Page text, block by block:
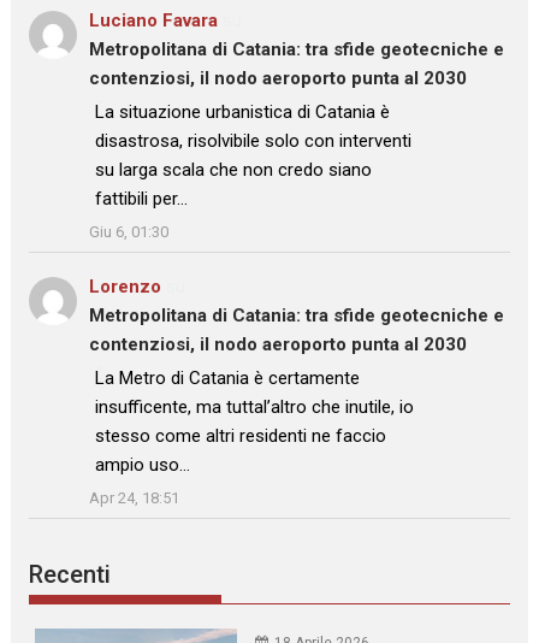
Luciano Favara
Metropolitana di Catania: tra sfide geotecniche e
contenziosi, il nodo aeroporto punta al 2030
: “La situazione urbanistica di Catania è
disastrosa, risolvibile solo con interventi
su larga scala che non credo siano
fattibili per…
”
Giu 6, 01:30
Lorenzo
Metropolitana di Catania: tra sfide geotecniche e
contenziosi, il nodo aeroporto punta al 2030
: “La Metro di Catania è certamente
insufficente, ma tuttal’altro che inutile, io
stesso come altri residenti ne faccio
ampio uso…
”
Apr 24, 18:51
Recenti